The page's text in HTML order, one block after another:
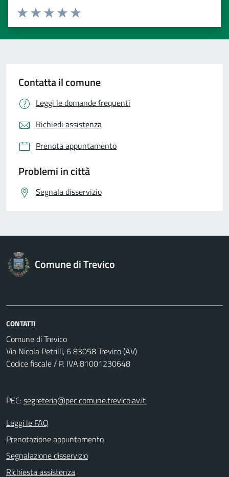
Valuta 5 stelle su 5
Valuta 4 stelle su 5
Valuta 3 stelle su 5
Valuta 2 stelle su 5
Valuta 1 stelle su 5
Contatta il comune
Leggi le domande frequenti
Richiedi assistenza
Prenota appuntamento
Problemi in città
Segnala disservizio
Comune di Trevico
CONTATTI
Comune di Trevico
Via Nicola Petrilli, 6 83058 Trevico (AV)
Codice fiscale / P. IVA:81001230648
PEC:segreteria@pec.comune.trevico.av.it
Leggi le FAQ
Prenotazione appuntamento
Segnalazione disservizio
Richiesta assistenza